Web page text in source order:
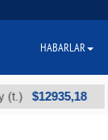
Az
HABARLAR